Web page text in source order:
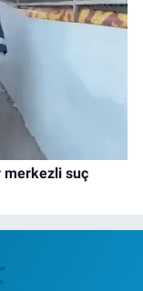
merkezli suç